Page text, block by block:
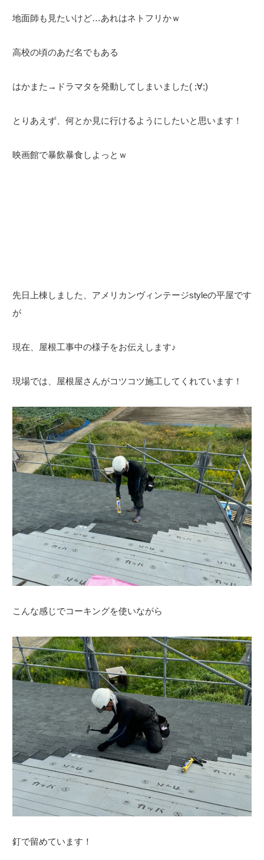
地面師も見たいけど…あれはネトフリかｗ
高校の頃のあだ名でもある
はかまた→ドラマタを発動してしまいました( ;∀;)
とりあえず、何とか見に行けるようにしたいと思います！
映画館で暴飲暴食しよっとｗ
先日上棟しました、アメリカンヴィンテージstyleの平屋です
が
現在、屋根工事中の様子をお伝えします♪
現場では、屋根屋さんがコツコツ施工してくれています！
こんな感じでコーキングを使いながら
釘で留めています！